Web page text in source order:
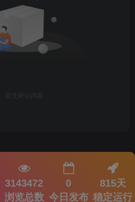
暂无评论内容
3143472
浏览总数
0
今日发布
815天
稳定运行